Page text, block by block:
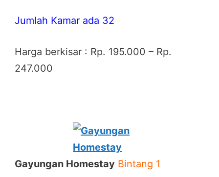
Jumlah Kamar ada 32
Harga berkisar : Rp. 195.000 – Rp.
247.000
Gayungan Homestay Bintang 1